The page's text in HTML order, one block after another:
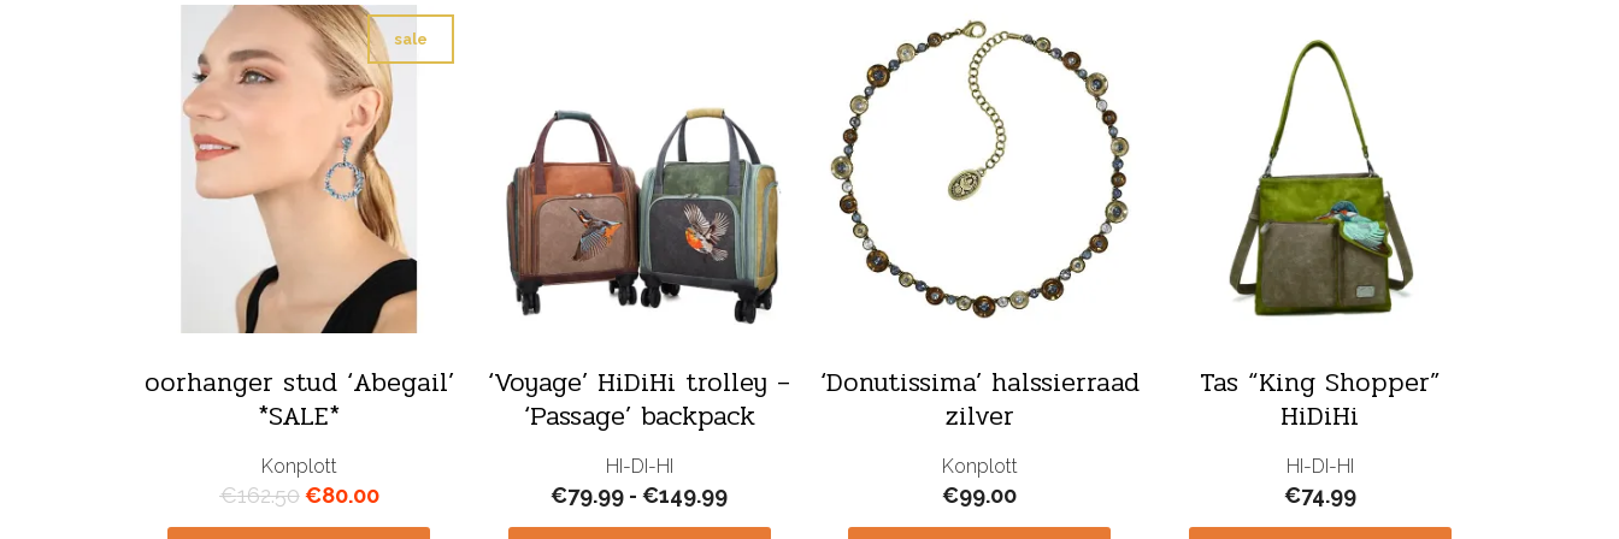
sale
oorhanger stud ‘Abegail’
*SALE*
Konplott
€162.50 Oorspronkelijke
€80.00Huidige
‘Voyage’ HiDiHi trolley –
‘Passage’ backpack
HI-DI-HI
€79.99 - €149.99Prijsklasse:
‘Donutissima’ halssierraad
zilver
Konplott
€99.00
Tas “King Shopper”
HiDiHi
HI-DI-HI
€74.99